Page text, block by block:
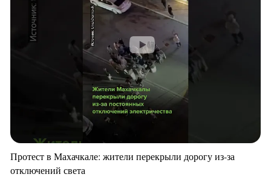
Протест в Махачкале: жители перекрыли дорогу из-за
отключений света